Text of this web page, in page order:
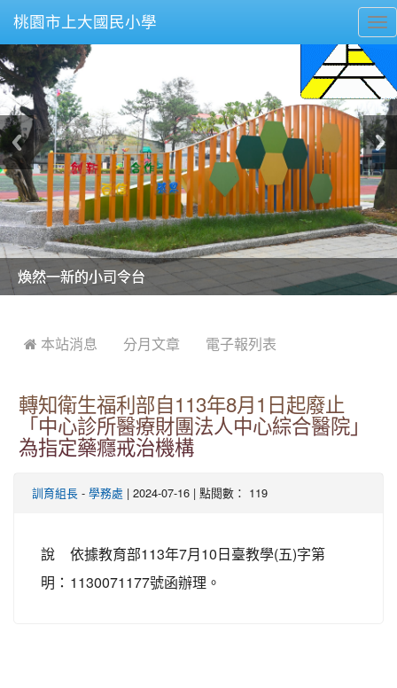
桃園市上大國民小學
美麗的操場是我們活力的來源
美麗的操場是我們活力的來源
煥然一新的小司令台
煥然一新的小司令台
富含桃園埤塘田園風光意象的中廊
富含桃園埤塘田園風光意象的中廊
嶄新的中庭廣場
嶄新的中庭廣場
水生池生生不息
水生池生生不息
 本站消息 分月文章 電子報列表
轉知衛生福利部自113年8月1日起廢止
「中心診所醫療財團法人中心綜合醫院」
為指定藥癮戒治機構
訓育組長 - 學務處 | 2024-07-16 | 點閱數： 119
說
明：
依據教育部113年7月10日臺教學(五)字第
1130071177號函辦理。